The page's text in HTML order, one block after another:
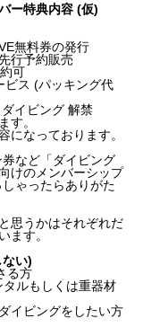
ー特典内容 (仮)
無料券の発行
行予約販売
可
ビス (パッキング代
イビング 解禁
す。
になっております。
など「ダイビング
けのメンバーシップ
ゃったらありがた
思うかはそれぞれだ
ます。
い)
る方
タルもしくは重器材
イビングをしたい方